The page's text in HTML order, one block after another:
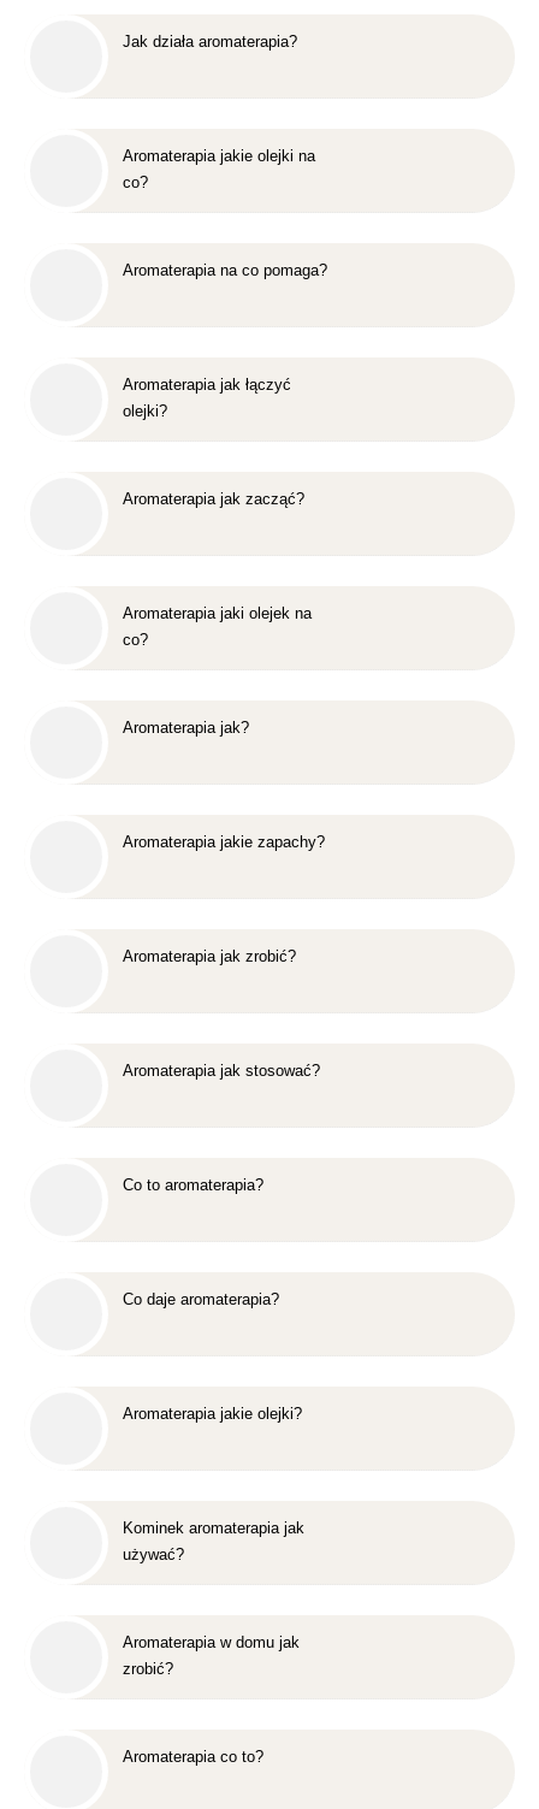
Jak działa aromaterapia?
Aromaterapia jakie olejki na
co?
Aromaterapia na co pomaga?
Aromaterapia jak łączyć
olejki?
Aromaterapia jak zacząć?
Aromaterapia jaki olejek na
co?
Aromaterapia jak?
Aromaterapia jakie zapachy?
Aromaterapia jak zrobić?
Aromaterapia jak stosować?
Co to aromaterapia?
Co daje aromaterapia?
Aromaterapia jakie olejki?
Kominek aromaterapia jak
używać?
Aromaterapia w domu jak
zrobić?
Aromaterapia co to?